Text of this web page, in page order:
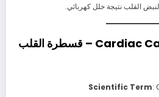
القلب نتيجة خلل كهربائي.
14. Cardiac Catheterization – قسطرة القلب
Scientific Term: